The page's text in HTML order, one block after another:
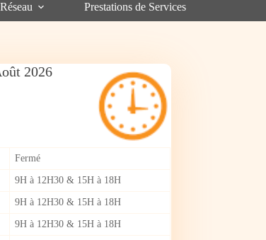
Réseau Prestations de Services
2026
Fermé
9H à 12H30 & 15H à 18H
9H à 12H30 & 15H à 18H
9H à 12H30 & 15H à 18H